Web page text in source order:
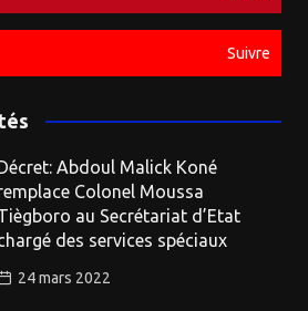
Suivre
Abdoul Malick Koné
Colonel Moussa
au Secrétariat d’Etat
des services spéciaux
24 mars 2022